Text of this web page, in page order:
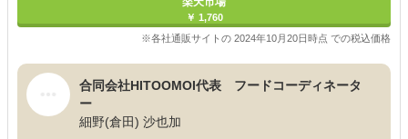
￥ 1,760
※各社通販サイトの 2024年10月20日時点 での税込価格
合同会社HITOOMOI代表 フードコーディネータ
ー
細野(倉田) 沙也加